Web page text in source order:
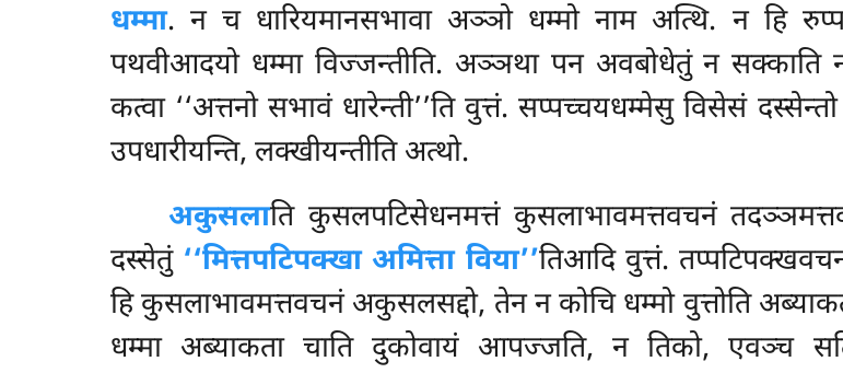
धम्मा. न च धारियमानसभावा अञ्ञो धम्मो नाम अत्थि. न हि
पथवीआदयो धम्मा विज्जन्तीति. अञ्ञथा पन अवबोधेतुं न सक्काति
कत्वा ‘‘अत्तनो सभावं धारेन्ती’’तिवुत्तं. सप्पच्चयधम्मेसु विसेसं दस्सेन्तो
उपधारीयन्ति, लक्खीयन्तीति अत्थो.
अकुसलाति कुसलपटिसेधनमत्तं कुसलाभावमत्तवचनं
दस्सेतुं ‘‘मित्तपटिपक्खा अमित्ता विया’’तिआदि वुत्तं.
हि कुसलाभावमत्तवचनं अकुसलसद्दो, तेन न कोचि धम्मो वुत्तोति
धम्मा अब्याकता चाति दुकोवायं आपज्जति, न तिको, एवञ्च